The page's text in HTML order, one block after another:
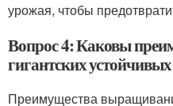
урожая, чтобы
Вопрос 4: Каковы
гигантских
Преимущества